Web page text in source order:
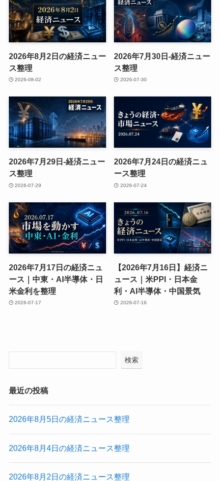
2026年8月2日の経済ニュー
ス整理
2026-08-02
2026年7月30日-経済ニュー
ス整理
2026-07-30
2026年7月29日-経済ニュー
ス整理
2026-07-29
2026年7月24日の経済ニュ
ース整理
2026-07-24
2026年7月17日の経済ニュ
ース｜中東・AI半導体・日
米金利を整理
2026-07-17
【2026年7月16日】経済ニ
ュース｜米PPI・日本金
利・AI半導体・中国景気
2026-07-16
検索
最近の投稿
2026年8月5日の経済ニュース整理
2026年8月4日の経済ニュース整理
2026年8月2日の経済ニュース整理